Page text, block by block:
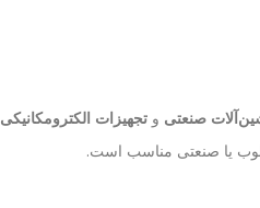
صنعتی و تجهیزات الکترومکانیکی
یا صنعتی مناسب است.